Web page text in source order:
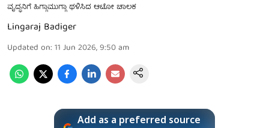
ವೃದ್ಧನಿಗೆ ಹಿಗ್ಗಾಮುಗ್ಗಾ ಥಳಿಸಿದ ಆಟೋ ಚಾಲಕ
Lingaraj Badiger
Updated on: 11 Jun 2026, 9:50 am
Add as a preferred source